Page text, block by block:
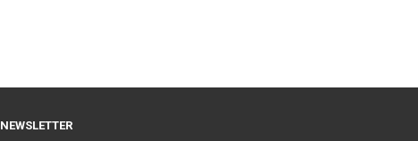
NEWSLETTER